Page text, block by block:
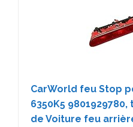
CarWorld feu Stop
6350K5
de Voiture feu